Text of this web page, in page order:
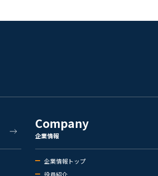
Company
企業情報
企業情報トップ
役員紹介